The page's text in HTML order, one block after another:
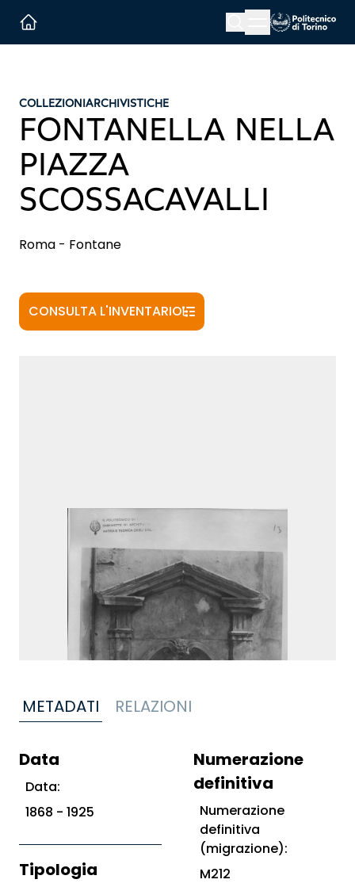
Menu button
COLLEZIONIARCHIVISTICHE
FONTANELLA NELLA
PIAZZA
SCOSSACAVALLI
Roma - Fontane
CONSULTA L'INVENTARIO
METADATI RELAZIONI
Data
Data:
1868 - 1925
Tipologia
Numerazione
definitiva
Numerazione
definitiva
(migrazione):
M212